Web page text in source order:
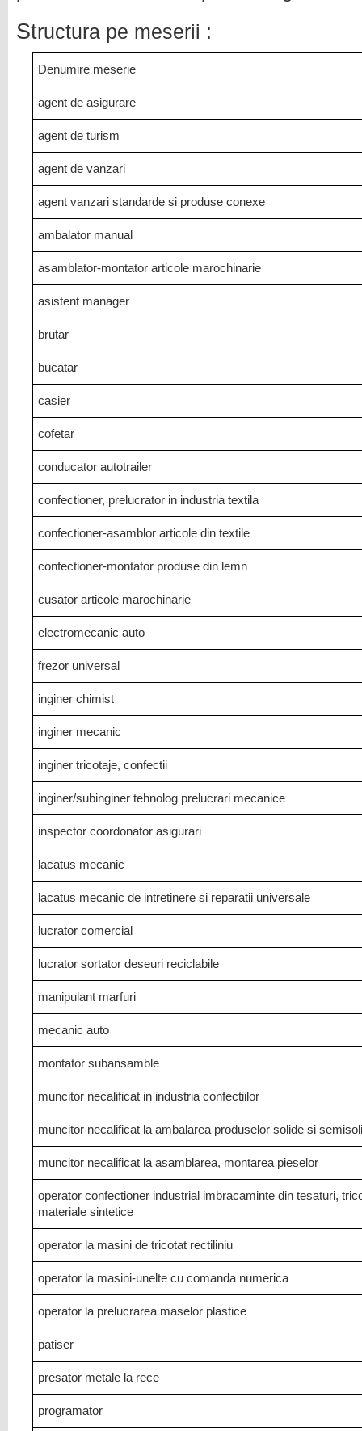
Structura pe meserii :
Denumire meserie
agent de asigurare
agent de turism
agent de vanzari
agent vanzari standarde si produse conexe
ambalator manual
asamblator-montator articole marochinarie
asistent manager
brutar
bucatar
casier
cofetar
conducator autotrailer
confectioner, prelucrator in industria textila
confectioner-asamblor articole din textile
confectioner-montator produse din lemn
cusator articole marochinarie
electromecanic auto
frezor universal
inginer chimist
inginer mecanic
inginer tricotaje, confectii
inginer/subinginer tehnolog prelucrari mecanice
inspector coordonator asigurari
lacatus mecanic
lacatus mecanic de intretinere si reparatii universale
lucrator comercial
lucrator sortator deseuri reciclabile
manipulant marfuri
mecanic auto
montator subansamble
muncitor necalificat in industria confectiilor
muncitor necalificat la ambalarea produselor solide si
muncitor necalificat la asamblarea, montarea pieselor
operator confectioner industrial imbracaminte din tesaturi,
materiale sintetice
operator la masini de tricotat rectiliniu
operator la masini-unelte cu comanda numerica
operator la prelucrarea maselor plastice
patiser
presator metale la rece
programator